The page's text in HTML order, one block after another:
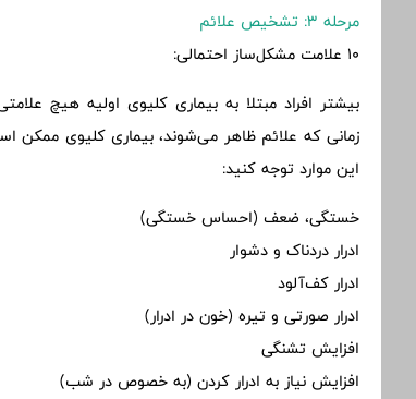
مرحله 3: تشخیص علائم
10 علامت مشکل‌ساز احتمالی:
بیشتر افراد مبتلا به بیماری کلیوی اولیه هیچ
زمانی که علائم ظاهر می‌شوند، بیماری کلیوی ممکن
این موارد توجه کنید:
خستگی، ضعف (احساس خستگی)
ادرار دردناک و دشوار
ادرار کف‌آلود
ادرار صورتی و تیره (خون در ادرار)
افزایش تشنگی
افزایش نیاز به ادرار کردن (به خصوص در شب)